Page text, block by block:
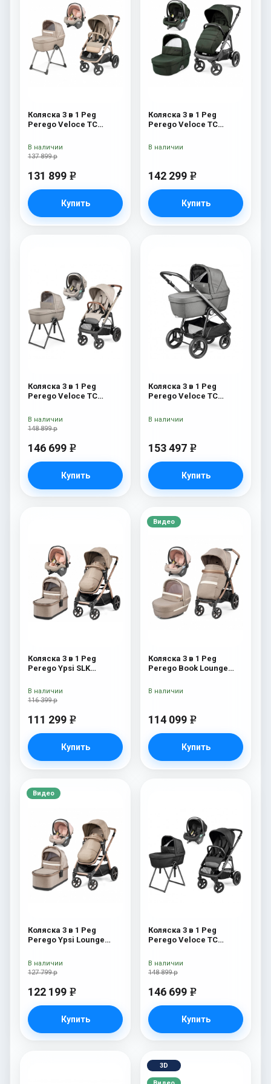
Коляска 3 в 1 Peg
Perego Veloce TC
Amour
137 899 р
131 899 e
Купить
В наличии
Коляска 3 в 1 Peg
Perego Veloce TC
142 299 e
Купить
В наличии
Коляска 3 в 1 Peg
Perego Veloce TC
New
148 899 р
146 699 e
Купить
В наличии
Коляска 3 в 1 Peg
Perego Veloce TC
Mercury
153 497 e
Купить
В наличии
Коляска 3 в 1 Peg
Perego Ypsi SLK
116 399 р
111 299 e
Купить
В наличии
Видео
Коляска 3 в 1 Peg
Perego Book Lounge
114 099 e
Купить
В наличии
Видео
Коляска 3 в 1 Peg
Perego Ypsi Lounge
127 799 р
122 199 e
Купить
В наличии
Коляска 3 в 1 Peg
Perego Veloce TC
Black New
148 899 р
146 699 e
Купить
В наличии
3D